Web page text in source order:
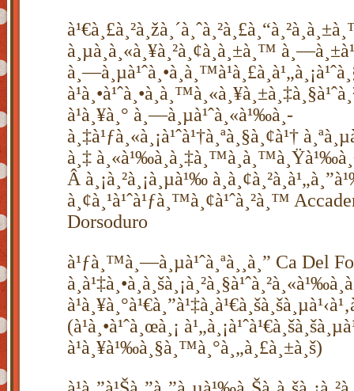
à¸µà¸à¸«à¸¥à¸²à¸¢à¸­à¸±à¸™
à¹à¸¥à¸° à¸—à¸µà¹ˆà¸«à¹‰à¸­
à¸‡à¹ƒà¸«à¸¡à¹ˆà¹†à¸ªà¸§à¸¢à¹†
à¸‡
Â à¸¡à¸²à¸¡à¸µà¹‰
à¸¢à¸¹à¹ˆà¹ƒà¸™à¸¢à¹ˆà¸²à¸™
Dorsoduro
à¹ƒà¸™à¸—à¸µà¹ˆà¸ªà¸¸à¸” Ca Del
(à¹à¸•à¹ˆà¸œà¸¡
à¹à¸¥à¹‰à¸§à¸™à¸°à¸„à¸£à¸±à¸š)